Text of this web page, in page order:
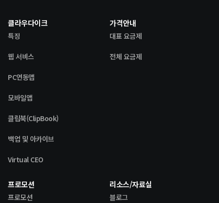
클라우다이크
특징
웹 서비스
PC연동앱
모바일앱
클립북(ClipBook)
백업 및 아카이브
Virtual CEO
가격안내
대표 요금제
전체 요금제
프로모션
프로모션
리소스/자료실
블로그